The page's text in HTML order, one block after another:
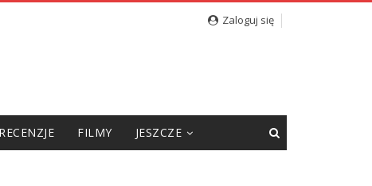
Zaloguj się
FILMY JESZCZE